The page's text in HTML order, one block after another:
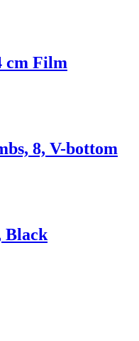
cm Film
8, V-bottom
Black